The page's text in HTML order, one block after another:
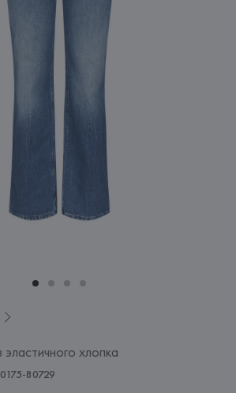
хлопка
80729